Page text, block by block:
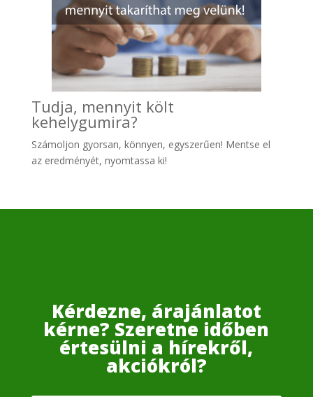
Tudja, mennyit költ
kehelygumira?
Számoljon gyorsan, könnyen, egyszerűen! Mentse el
az eredményét, nyomtassa ki!
Kérdezne, árajánlatot
kérne? Szeretne időben
értesülni a hírekről,
akciókról?